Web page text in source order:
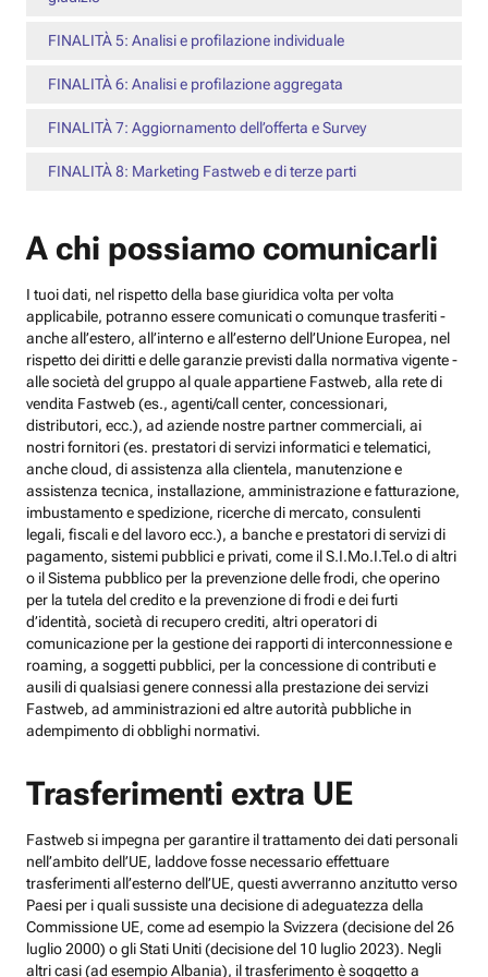
FINALITÀ 5: Analisi e profilazione individuale
FINALITÀ 6: Analisi e profilazione aggregata
FINALITÀ 7: Aggiornamento dell’offerta e Survey
FINALITÀ 8: Marketing Fastweb e di terze parti
A chi possiamo comunicarli
I tuoi dati, nel rispetto della base giuridica volta per volta
applicabile, potranno essere comunicati o comunque trasferiti -
anche all’estero, all’interno e all’esterno dell’Unione Europea, nel
rispetto dei diritti e delle garanzie previsti dalla normativa vigente -
alle società del gruppo al quale appartiene Fastweb, alla rete di
vendita Fastweb (es., agenti/call center, concessionari,
distributori, ecc.), ad aziende nostre partner commerciali, ai
nostri fornitori (es. prestatori di servizi informatici e telematici,
anche cloud, di assistenza alla clientela, manutenzione e
assistenza tecnica, installazione, amministrazione e fatturazione,
imbustamento e spedizione, ricerche di mercato, consulenti
legali, fiscali e del lavoro ecc.), a banche e prestatori di servizi di
pagamento, sistemi pubblici e privati, come il S.I.Mo.I.Tel.o di altri
o il Sistema pubblico per la prevenzione delle frodi, che operino
per la tutela del credito e la prevenzione di frodi e dei furti
d’identità, società di recupero crediti, altri operatori di
comunicazione per la gestione dei rapporti di interconnessione e
roaming, a soggetti pubblici, per la concessione di contributi e
ausili di qualsiasi genere connessi alla prestazione dei servizi
Fastweb, ad amministrazioni ed altre autorità pubbliche in
adempimento di obblighi normativi.
Trasferimenti extra UE
Fastweb si impegna per garantire il trattamento dei dati personali
nell’ambito dell’UE, laddove fosse necessario effettuare
trasferimenti all’esterno dell’UE, questi avverranno anzitutto verso
Paesi per i quali sussiste una decisione di adeguatezza della
Commissione UE, come ad esempio la Svizzera (decisione del 26
luglio 2000) o gli Stati Uniti (decisione del 10 luglio 2023). Negli
altri casi (ad esempio Albania), il trasferimento è soggetto a